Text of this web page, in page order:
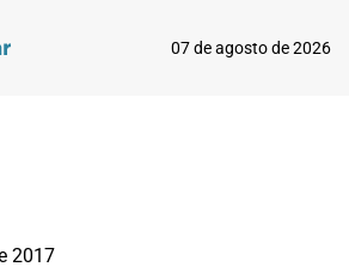
07 de agosto de 2026
2017